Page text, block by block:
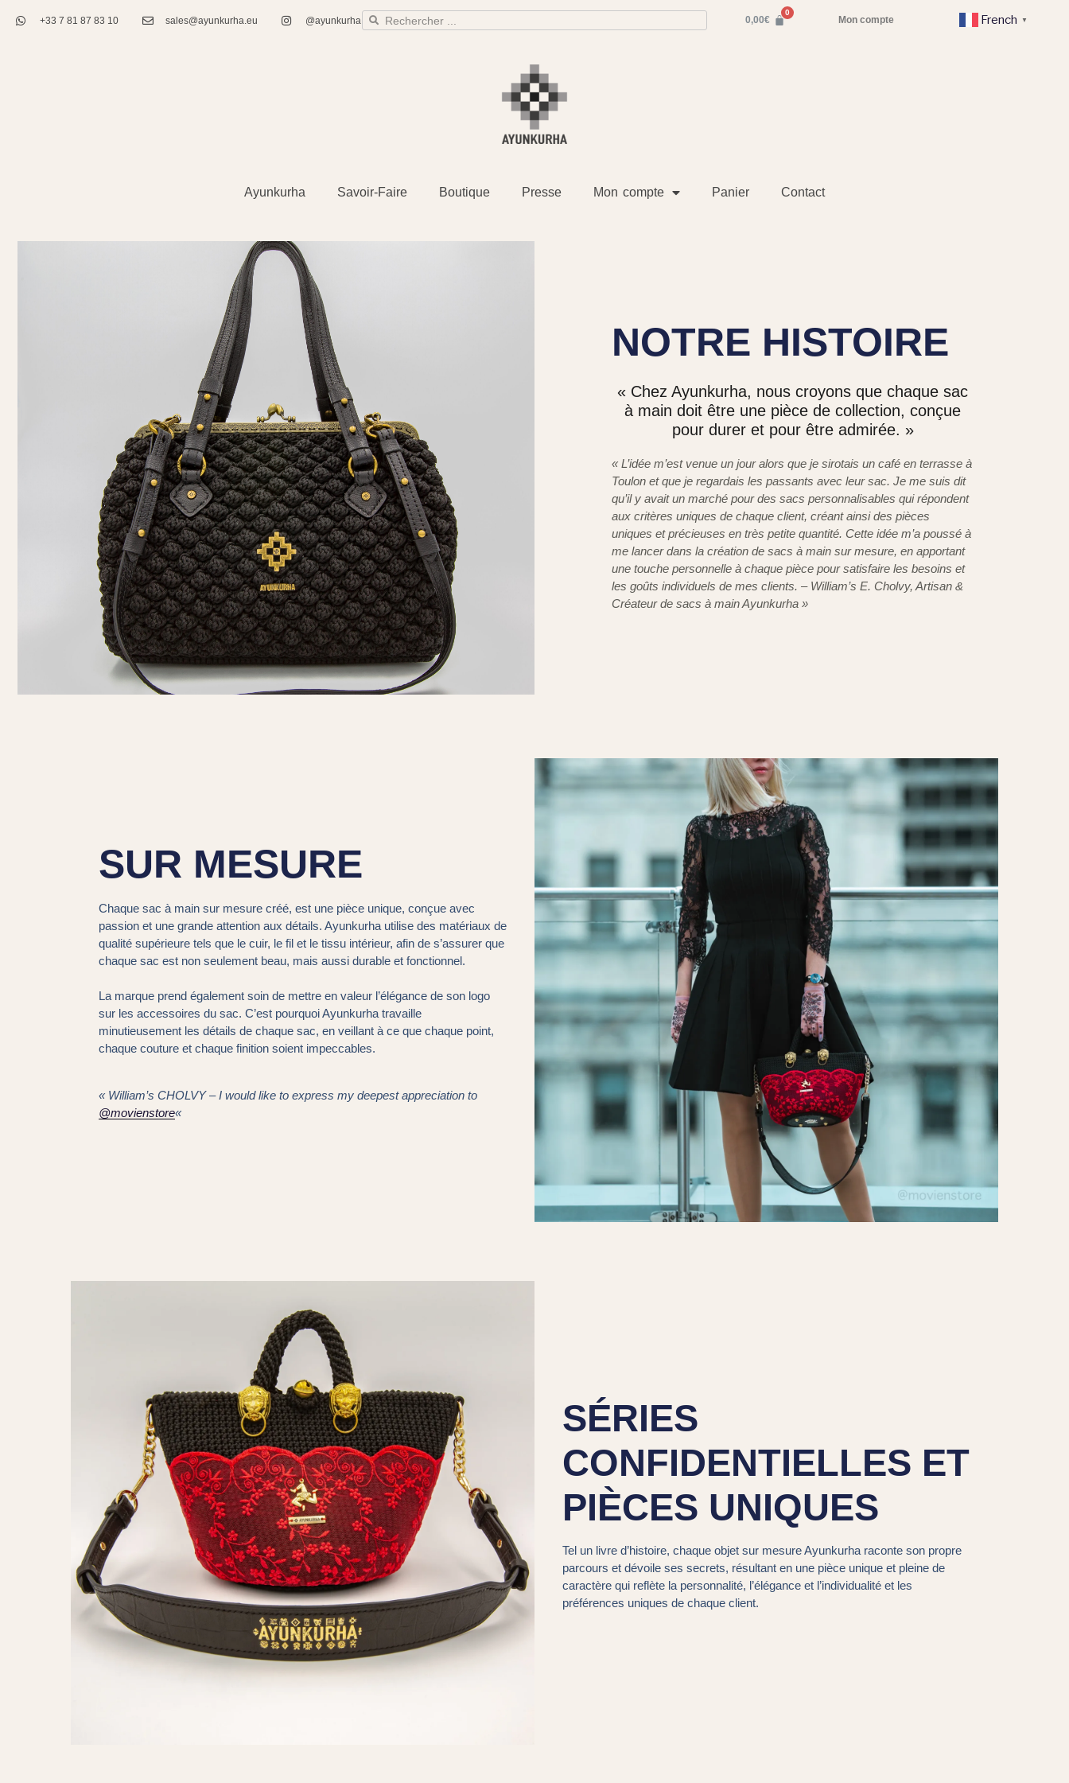
+33 7 81 87 83 10 sales@ayunkurha.eu @ayunkurha 0,00€ Mon compte French ▼
Ayunkurha Savoir-Faire Boutique Presse Mon compte Panier Contact
NOTRE HISTOIRE
« Chez Ayunkurha, nous croyons que chaque sac
à main doit être une pièce de collection, conçue
pour durer et pour être admirée. »
« L’idée m’est venue un jour alors que je sirotais un café en terrasse à
Toulon et que je regardais les passants avec leur sac. Je me suis dit
qu’il y avait un marché pour des sacs personnalisables qui répondent
aux critères uniques de chaque client, créant ainsi des pièces
uniques et précieuses en très petite quantité. Cette idée m’a poussé à
me lancer dans la création de sacs à main sur mesure, en apportant
une touche personnelle à chaque pièce pour satisfaire les besoins et
les goûts individuels de mes clients. – William’s E. Cholvy, Artisan &
Créateur de sacs à main Ayunkurha »
SUR MESURE
Chaque sac à main sur mesure créé, est une pièce unique, conçue avec
passion et une grande attention aux détails. Ayunkurha utilise des matériaux de
qualité supérieure tels que le cuir, le fil et le tissu intérieur, afin de s’assurer que
chaque sac est non seulement beau, mais aussi durable et fonctionnel.
La marque prend également soin de mettre en valeur l’élégance de son logo
sur les accessoires du sac. C’est pourquoi Ayunkurha travaille
minutieusement les détails de chaque sac, en veillant à ce que chaque point,
chaque couture et chaque finition soient impeccables.
« William’s CHOLVY – I would like to express my deepest appreciation to
@movienstore«
SÉRIES
CONFIDENTIELLES ET
PIÈCES UNIQUES
Tel un livre d’histoire, chaque objet sur mesure Ayunkurha raconte son propre
parcours et dévoile ses secrets, résultant en une pièce unique et pleine de
caractère qui reflète la personnalité, l’élégance et l’individualité et les
préférences uniques de chaque client.